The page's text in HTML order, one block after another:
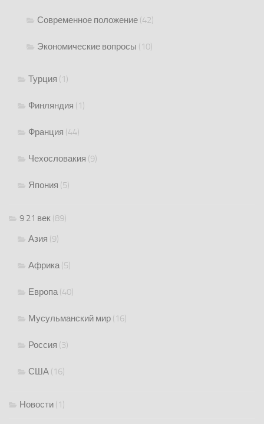
Современное положение (42)
Экономические вопросы (10)
Турция (1)
Финляндия (1)
Франция (44)
Чехословакия (9)
Япония (5)
9 21 век (89)
Азия (9)
Африка(5)
Европа(40)
Мусульманский мир (16)
Россия (3)
США (16)
Новости (1)